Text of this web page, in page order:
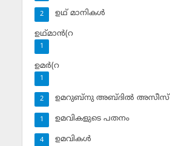
ഉഥ് മാനികള്‍
2
ഉഥ്മാന്‍(റ
1
ഉമര്‍(റ
1
ഉമറുബ്‌നു അബ്ദില്‍ അസീസ്‌
2
ഉമവികളുടെ പതനം
1
ഉമവികള്‍
4